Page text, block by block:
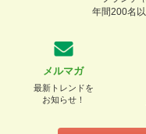
年間200名
メルマガ
最新トレンドを
お知らせ！